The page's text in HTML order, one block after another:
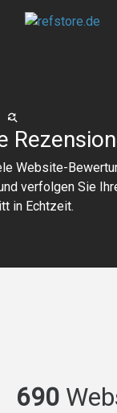
Website-
verfolgen Sie
in Echtzeit.
690